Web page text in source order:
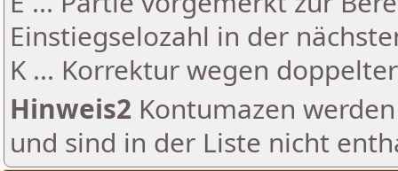
Einstiegselozahl in der
K ... Korrektur wegen
Hinweis2 Kontumazen
und sind in der Liste nicht